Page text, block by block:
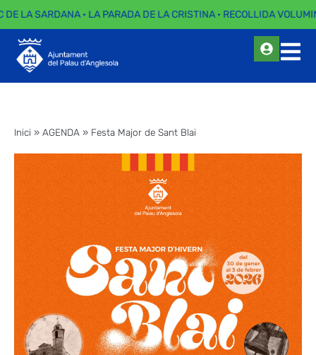
LA SARDANA · LA PARADA DE LA CRISTINA · RECOLLIDA
Inici » AGENDA » Festa Major de Sant Blai